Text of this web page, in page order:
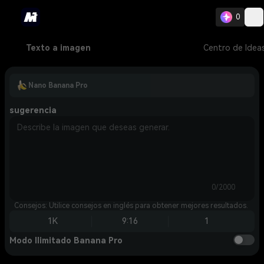
0
Texto a imagen Centro de
Nano Banana Pro
sugerencia
0/2000
Consejos: Utilice consejos en inglés para obtener mejores resultados.
1K 9:16 1
Modo Ilimitado Banana Pro